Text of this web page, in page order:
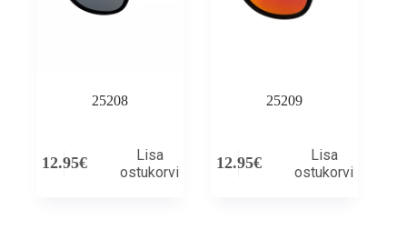
25208
12.95€
Lisa
ostukorvi
25209
12.95€
Lisa
ostukorvi